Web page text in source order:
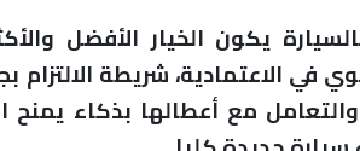
يكون الخيار الأفضل
في الاعتمادية، شريطة الالتزام
مع أعطالها بذكاء يمنح